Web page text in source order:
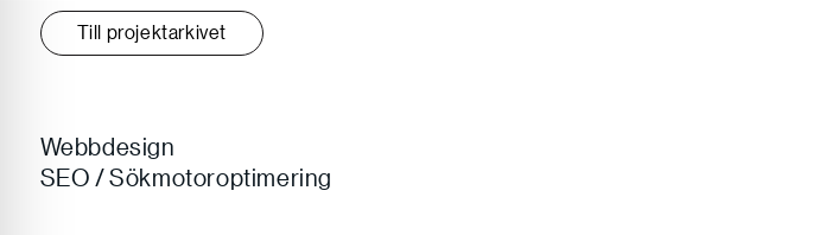
Till projektarkivet
Webbdesign
SEO / Sökmotoroptimering